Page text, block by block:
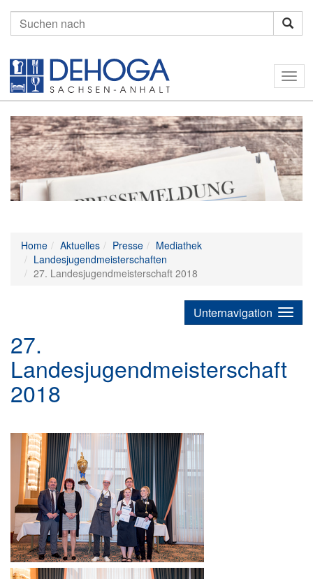
nach:
Home Aktuelles Presse
Mediathek
Landesjugendmeisterschaften
27. Landesjugendmeisterschaft 2018
Unternavigation
27.
Landesjugendmeisterschaft
2018